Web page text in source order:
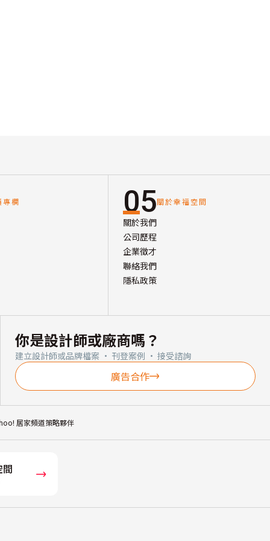
專欄 05關於幸福空間
關於我們
公司歷程
企業徵才
聯絡我們
隱私政策
你是設計師或廠商嗎？
建立設計師或品牌檔案 · 刊登案例 · 接受諮詢
廣告合作
居家頻道策略夥伴